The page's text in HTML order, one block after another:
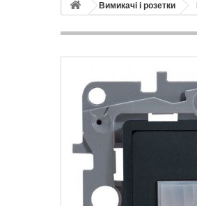
Вимикачі і розетки